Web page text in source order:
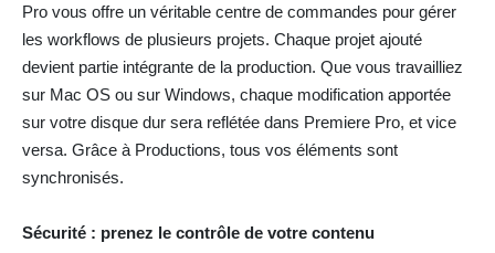
Pro vous offre un véritable centre de commandes pour gérer
les workflows de plusieurs projets. Chaque projet ajouté
devient partie intégrante de la production. Que vous travailliez
sur Mac OS ou sur Windows, chaque modification apportée
sur votre disque dur sera reflétée dans Premiere Pro, et vice
versa. Grâce à Productions, tous vos éléments sont
synchronisés.
Sécurité : prenez le contrôle de votre contenu